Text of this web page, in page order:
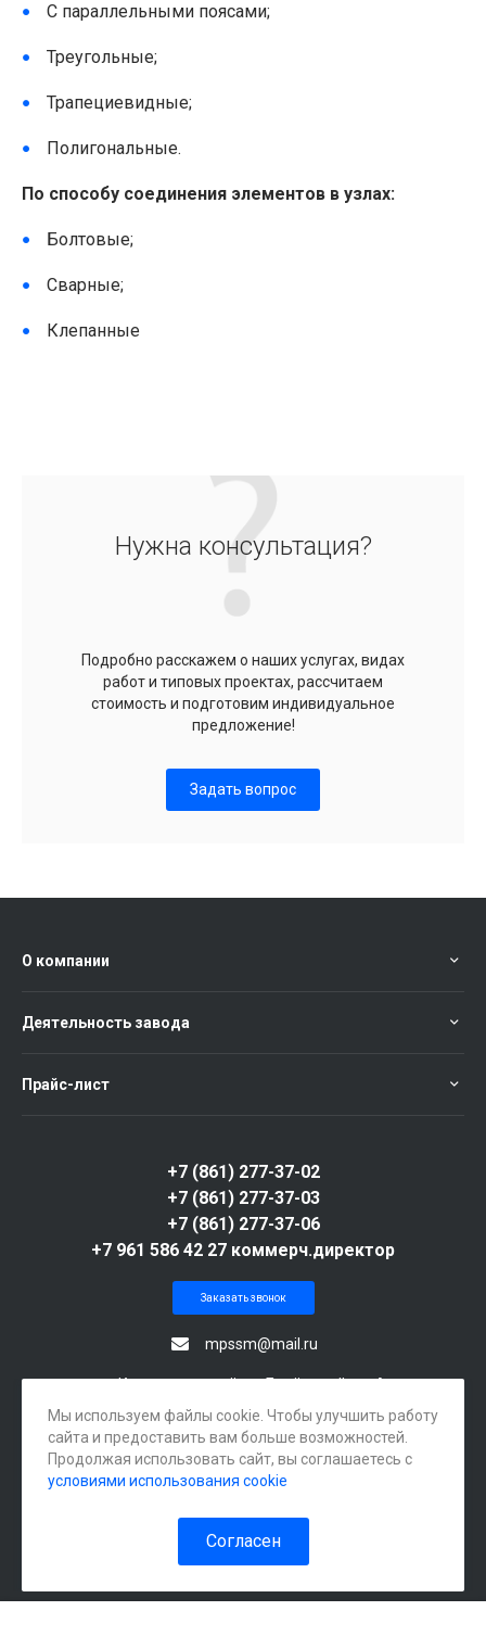
С параллельными поясами;
Треугольные;
Трапециевидные;
Полигональные.
По способу соединения элементов в узлах:
Болтовые;
Сварные;
Клепанные
Нужна консультация?
Подробно расскажем о наших услугах, видах
работ и типовых проектах, рассчитаем
стоимость и подготовим индивидуальное
предложение!
Задать вопрос
О компании
Деятельность завода
Прайс-лист
mpssm@mail.ru
+7 (861) 277-37-02
+7 (861) 277-37-03
+7 (861) 277-37-06
+7 961 586 42 27 коммерч.директор
г. Краснодар, посёлок Берёзовый, ул. Археолога
Веселовского, 105А
Заказать звонок
Мы используем файлы cookie. Чтобы улучшить работу
сайта и предоставить вам больше возможностей.
Продолжая использовать сайт, вы соглашаетесь с
условиями использования cookie
Согласен